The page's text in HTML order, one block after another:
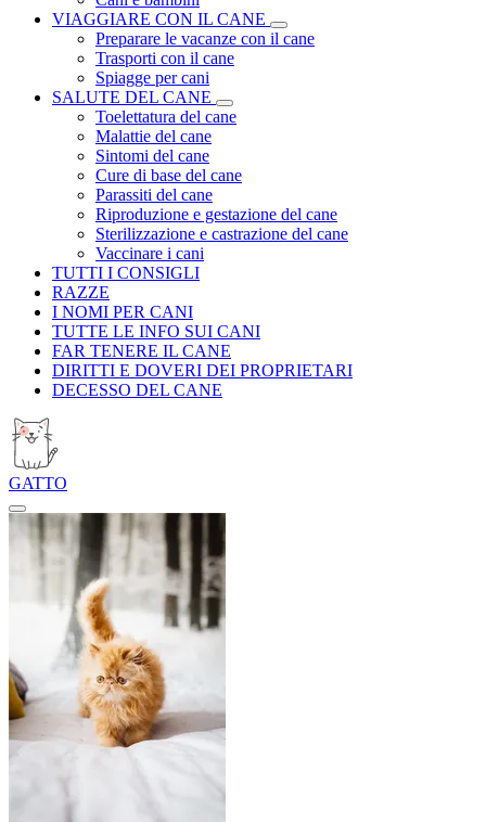
VIAGGIARE CON IL CANE
Preparare le vacanze con il cane
Trasporti con il cane
Spiagge per cani
SALUTE DEL CANE
Toelettatura del cane
Malattie del cane
Sintomi del cane
Cure di base del cane
Parassiti del cane
Riproduzione e gestazione del cane
Sterilizzazione e castrazione del cane
Vaccinare i cani
TUTTI I CONSIGLI
RAZZE
I NOMI PER CANI
TUTTE LE INFO SUI CANI
FAR TENERE IL CANE
DIRITTI E DOVERI DEI PROPRIETARI
DECESSO DEL CANE
GATTO